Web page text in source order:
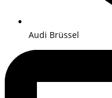
Audi Brüssel